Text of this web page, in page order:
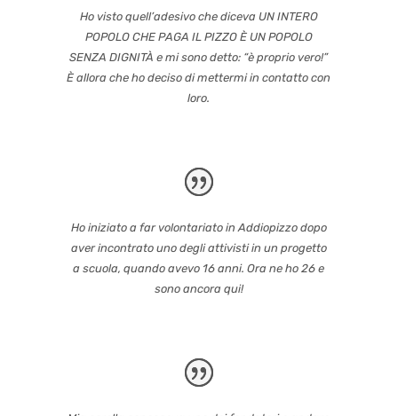
Ho visto quell’adesivo che diceva UN INTERO
POPOLO CHE PAGA IL PIZZO È UN POPOLO
SENZA DIGNITÀ e mi sono detto: “è proprio vero!”
È allora che ho deciso di mettermi in contatto con
loro.
Ho iniziato a far volontariato in Addiopizzo dopo
aver incontrato uno degli attivisti in un progetto
a scuola, quando avevo 16 anni. Ora ne ho 26 e
sono ancora qui!